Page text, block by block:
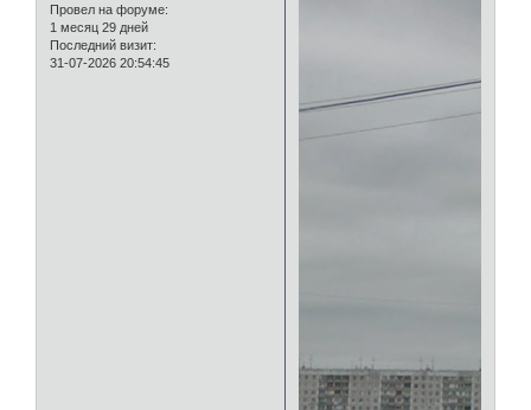
Провел на форуме:
1 месяц 29 дней
Последний визит:
31-07-2026 20:54:45